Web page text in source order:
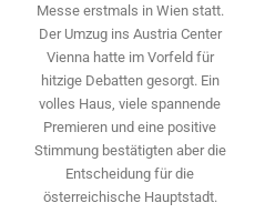
Messe erstmals in Wien statt.
Der Umzug ins Austria Center
Vienna hatte im Vorfeld für
hitzige Debatten gesorgt. Ein
volles Haus, viele spannende
Premieren und eine positive
Stimmung bestätigten aber die
Entscheidung für die
österreichische Hauptstadt.